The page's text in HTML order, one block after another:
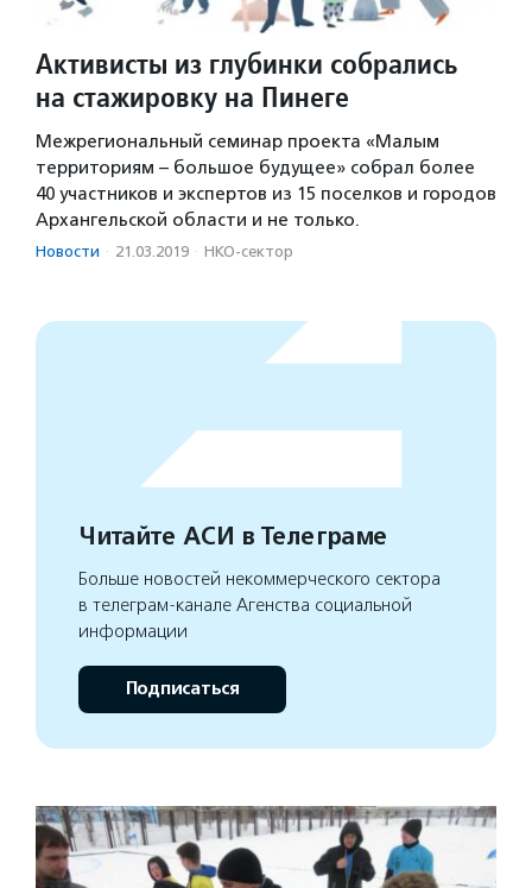
Активисты из глубинки собрались
на стажировку на Пинеге
Межрегиональный семинар проекта «Малым
территориям – большое будущее» собрал более
40 участников и экспертов из 15 поселков и городов
Архангельской области и не только.
Новости · 21.03.2019 · НКО-сектор
Читайте АСИ в Телеграме
Больше новостей некоммерческого сектора
в телеграм-канале Агенства социальной
информации
Подписаться